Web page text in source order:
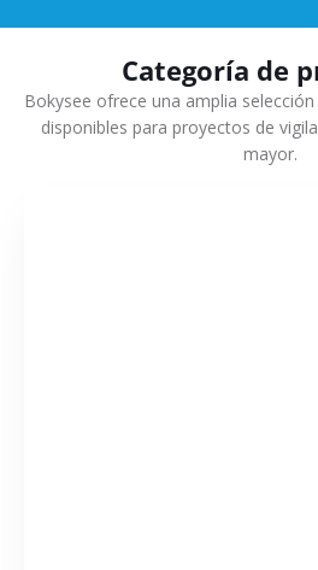
Categoría de
Bokysee ofrece una amplia
disponibles para proyectos de
mayor.